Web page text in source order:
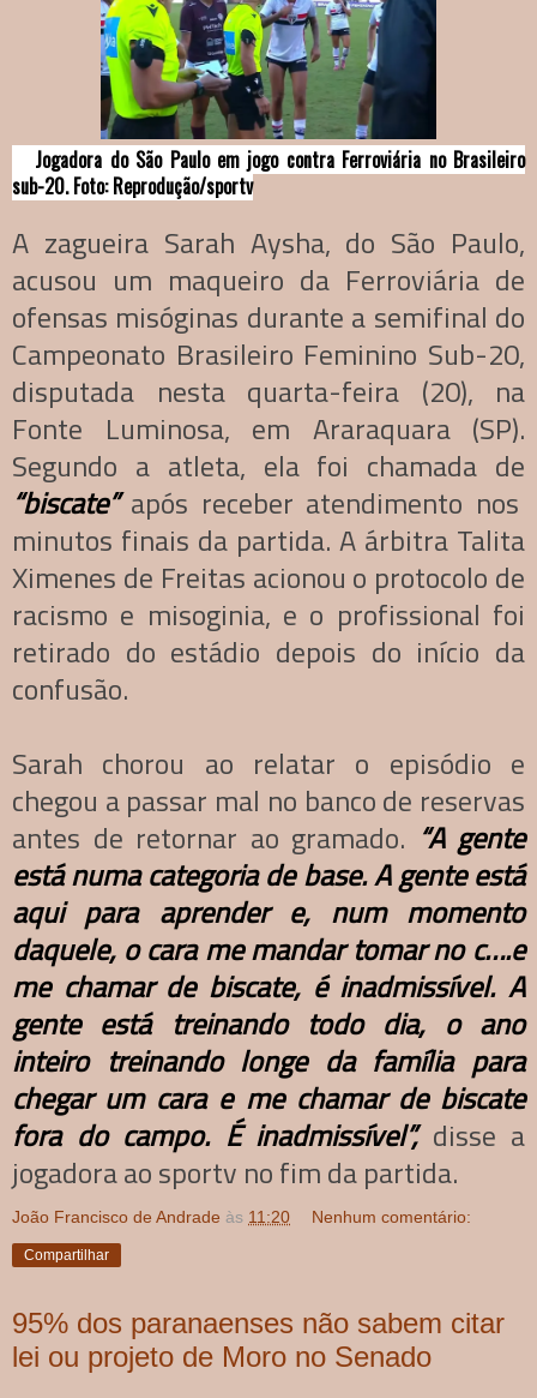
Jogadora do São Paulo em jogo contra Ferroviária no Brasileiro
sub-20. Foto: Reprodução/sportv
A zagueira Sarah Aysha, do São Paulo,
acusou um maqueiro da Ferroviária de
ofensas misóginas durante a semifinal do
Campeonato Brasileiro Feminino Sub-20,
disputada nesta quarta-feira (20), na
Fonte Luminosa, em Araraquara (SP).
Segundo a atleta, ela foi chamada de
“biscate”após receber atendimento nos
minutos finais da partida. A árbitra Talita
Ximenes de Freitas acionou o protocolo de
racismo e misoginia, e o profissional foi
retirado do estádio depois do início da
confusão.
Sarah chorou ao relatar o episódio e
chegou a passar mal no banco de reservas
antes de retornar ao gramado. “A gente
está numa categoria de base. A gente está
aqui para aprender e, num momento
daquele, o cara me mandar tomar no c….e
me chamar de biscate, é inadmissível. A
gente está treinando todo dia, o ano
inteiro treinando longe da família para
chegar um cara e me chamar de biscate
fora do campo. É inadmissível”, disse a
jogadora ao sportv no fim da partida.
João Francisco de Andrade às 11:20 Nenhum comentário:
Compartilhar
95% dos paranaenses não sabem citar
lei ou projeto de Moro no Senado